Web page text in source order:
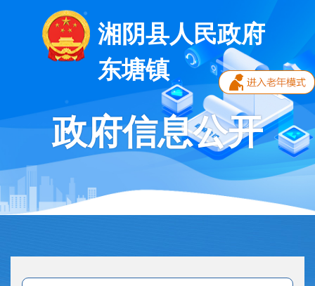
湘阴县人民政府
东塘镇
政府信息公开